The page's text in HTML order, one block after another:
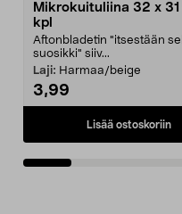
Mikrokuituliina 32 x 31
kpl
Aftonbladetin "itsestään
suosikki" siiv...
Laji: Harmaa/beige
3,99
Lisää ostoskoriin